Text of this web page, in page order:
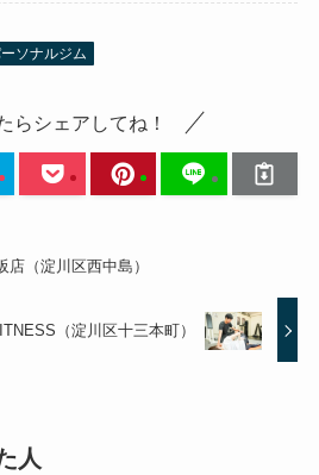
ソナルジム
らシェアしてね！
（淀川区西中島）
（淀川区十三本町）
人